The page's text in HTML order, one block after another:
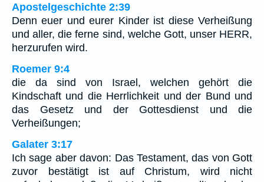
Apostelgeschichte 2:39
Denn euer und eurer Kinder ist diese Verheißung
und aller, die ferne sind, welche Gott, unser HERR,
herzurufen wird.
Roemer 9:4
die da sind von Israel, welchen gehört die
Kindschaft und die Herrlichkeit und der Bund und
das Gesetz und der Gottesdienst und die
Verheißungen;
Galater 3:17
Ich sage aber davon: Das Testament, das von Gott
zuvor bestätigt ist auf Christum, wird nicht